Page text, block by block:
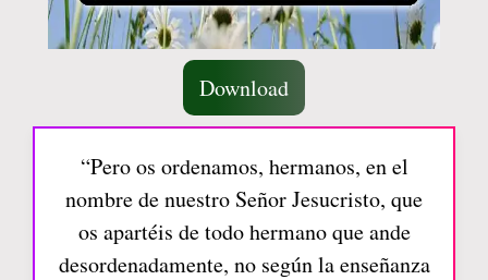
Download
“Pero os ordenamos, hermanos, en el
nombre de nuestro Señor Jesucristo, que
os apartéis de todo hermano que ande
desordenadamente, no según la enseñanza